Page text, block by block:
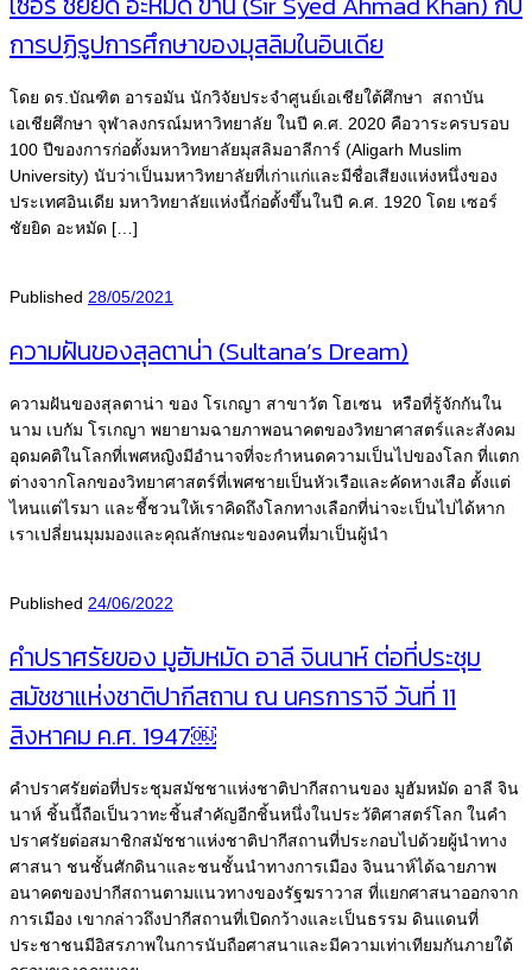
การปฏิรูปการศึกษาของมุสลิมในอินเดีย
โดย ดร.บัณฑิต อารอมัน นักวิจัยประจำศูนย์เอเชียใต้ศึกษา สถาบัน
เอเชียศึกษา จุฬาลงกรณ์มหาวิทยาลัย ในปี ค.ศ. 2020 คือวาระครบรอบ
100 ปีของการก่อตั้งมหาวิทยาลัยมุสลิมอาลีการ์ (Aligarh Muslim
University) นับว่าเป็นมหาวิทยาลัยที่เก่าแก่และมีชื่อเสียงแห่งหนึ่งของ
ประเทศอินเดีย มหาวิทยาลัยแห่งนี้ก่อตั้งขึ้นในปี ค.ศ. 1920 โดย เซอร์
ชัยยิด อะหมัด […]
Published 28/05/2021
ความฝันของสุลตาน่า (Sultana’s Dream)
ความฝันของสุลตาน่า ของ โรเกญา สาขาวัต โฮเซน หรือที่รู้จักกันใน
นาม เบกัม โรเกญา พยายามฉายภาพอนาคตของวิทยาศาสตร์และสังคม
อุดมคติในโลกที่เพศหญิงมีอำนาจที่จะกำหนดความเป็นไปของโลก ที่แตก
ต่างจากโลกของวิทยาศาสตร์ที่เพศชายเป็นหัวเรือและคัดหางเสือ ตั้งแต่
ไหนแต่ไรมา และชี้ชวนให้เราคิดถึงโลกทางเลือกที่น่าจะเป็นไปได้หาก
เราเปลี่ยนมุมมองและคุณลักษณะของคนที่มาเป็นผู้นำ
Published 24/06/2022
คำปราศรัยของ มูฮัมหมัด อาลี จินนาห์ ต่อที่ประชุม
สมัชชาแห่งชาติปากีสถาน ณ นครการาจี วันที่ 11
สิงหาคม ค.ศ. 1947￼
คำปราศรัยต่อที่ประชุมสมัชชาแห่งชาติปากีสถานของ มูฮัมหมัด อาลี จิน
นาห์ ชิ้นนี้ถือเป็นวาทะชิ้นสำคัญอีกชิ้นหนึ่งในประวัติศาสตร์โลก ในคำ
ปราศรัยต่อสมาชิกสมัชชาแห่งชาติปากีสถานที่ประกอบไปด้วยผู้นำทาง
ศาสนา ชนชั้นศักดินาและชนชั้นนำทางการเมือง จินนาห์ได้ฉายภาพ
อนาคตของปากีสถานตามแนวทางของรัฐฆราวาส ที่แยกศาสนาออกจาก
การเมือง เขากล่าวถึงปากีสถานที่เปิดกว้างและเป็นธรรม ดินแดนที่
ประชาชนมีอิสรภาพในการนับถือศาสนาและมีความเท่าเทียมกันภายใต้